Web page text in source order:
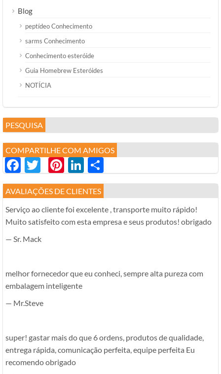
Blog
peptídeo Conhecimento
sarms Conhecimento
Conhecimento esteróide
Guia Homebrew Esteróides
NOTÍCIA
PESQUISA
COMPARTILHE COM AMIGOS
Facebook
Twitter
Pinterest
LinkedIn
享
AVALIAÇÕES DE CLIENTES
Serviço ao cliente foi excelente , transporte muito rápido!
Muito satisfeito com esta empresa e seus produtos! obrigado
— Sr. Mack
melhor fornecedor que eu conheci, sempre alta pureza com
embalagem inteligente
— Mr.Steve
super! gastar mais do que 6 ordens, produtos de qualidade,
entrega rápida, comunicação perfeita, equipe perfeita Eu
recomendo obrigado